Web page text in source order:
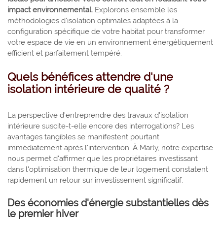
impact environnemental. Explorons ensemble les
méthodologies d'isolation optimales adaptées à la
configuration spécifique de votre habitat pour transformer
votre espace de vie en un environnement énergétiquement
efficient et parfaitement tempéré.
Quels bénéfices attendre d'une
isolation intérieure de qualité ?
La perspective d'entreprendre des travaux d'isolation
intérieure suscite-t-elle encore des interrogations? Les
avantages tangibles se manifestent pourtant
immédiatement après l'intervention. À Marly, notre expertise
nous permet d'affirmer que les propriétaires investissant
dans l'optimisation thermique de leur logement constatent
rapidement un retour sur investissement significatif.
Des économies d'énergie substantielles dès
le premier hiver